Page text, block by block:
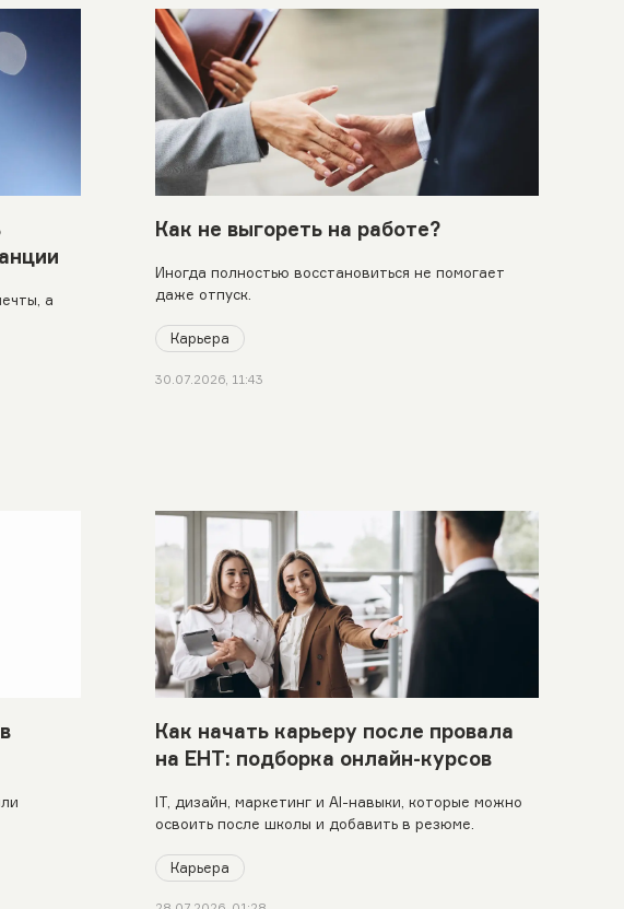
а
Как не выгореть на работе?
Иногда полностью восстановиться не помогает
даже отпуск.
Карьера
30.07.2026, 11:43
Как начать карьеру после провала
на ЕНТ: подборка онлайн-курсов
IT, дизайн, маркетинг и AI-навыки, которые можно
освоить после школы и добавить в резюме.
Карьера